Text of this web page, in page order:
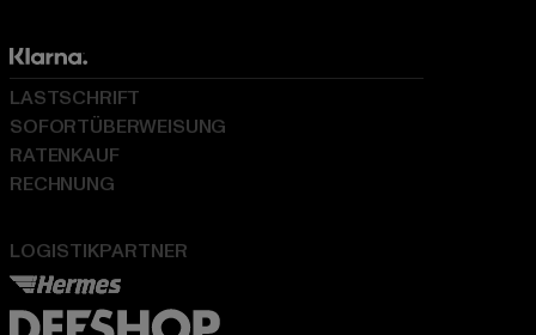
LOGISTIKPARTNER
LASTSCHRIFT
SOFORTÜBERWEISUNG
RATENKAUF
RECHNUNG